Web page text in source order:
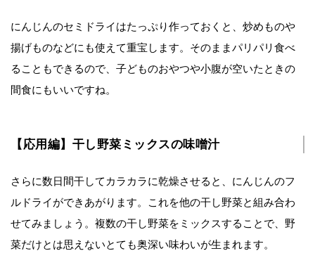
にんじんのセミドライはたっぷり作っておくと、炒めものや
揚げものなどにも使えて重宝します。そのままパリパリ食べ
ることもできるので、子どものおやつや小腹が空いたときの
間食にもいいですね。
【応用編】干し野菜ミックスの味噌汁
さらに数日間干してカラカラに乾燥させると、にんじんのフ
ルドライができあがります。これを他の干し野菜と組み合わ
せてみましょう。複数の干し野菜をミックスすることで、野
菜だけとは思えないとても奥深い味わいが生まれます。